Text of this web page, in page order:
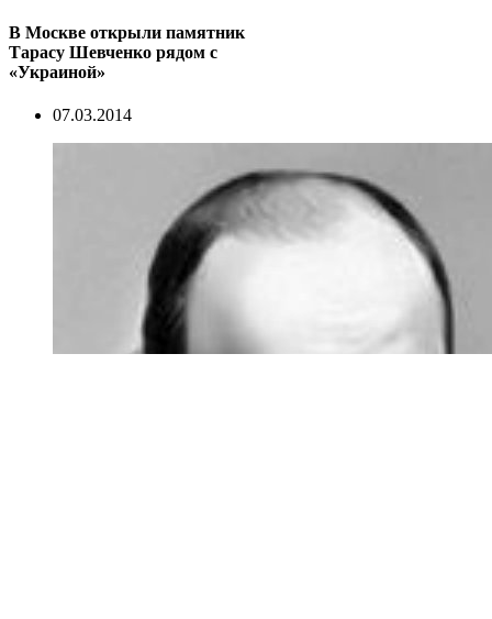
В Москве открыли памятник
Тарасу Шевченко рядом с
«Украиной»
07.03.2014